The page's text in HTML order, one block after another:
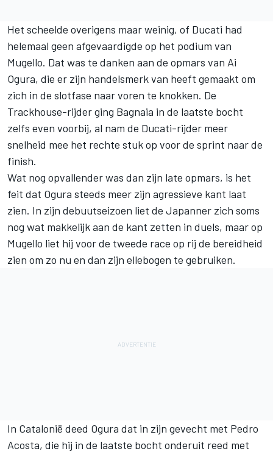
Het scheelde overigens maar weinig, of Ducati had
helemaal geen afgevaardigde op het podium van
Mugello. Dat was te danken aan de opmars van Ai
Ogura, die er zijn handelsmerk van heeft gemaakt om
zich in de slotfase naar voren te knokken. De
Trackhouse-rijder ging Bagnaia in de laatste bocht
zelfs even voorbij, al nam de Ducati-rijder meer
snelheid mee het rechte stuk op voor de sprint naar de
finish.
Wat nog opvallender was dan zijn late opmars, is het
feit dat Ogura steeds meer zijn agressieve kant laat
zien. In zijn debuutseizoen liet de Japanner zich soms
nog wat makkelijk aan de kant zetten in duels, maar op
Mugello liet hij voor de tweede race op rij de bereidheid
zien om zo nu en dan zijn ellebogen te gebruiken.
In Catalonië deed Ogura dat in zijn gevecht met Pedro
Acosta, die hij in de laatste bocht onderuit reed met